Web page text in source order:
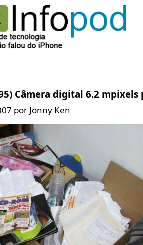
Câmera digital 6.2 mpixels
por Jonny Ken